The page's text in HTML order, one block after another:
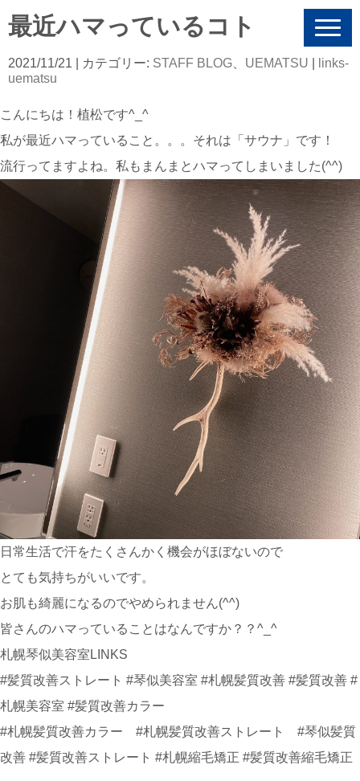
N
v
i
i
o
n
最近ハマっているコト
2021/11/21 | カテゴリー: STAFF BLOG UEMATSU
links-
uematsu
こんにちは！植松です^_^
私が最近ハマっていること。。。それは「サウナ」です！
流行ってますよね。私もまんまとハマってしまいました(^^)
日常生活で汗をたくさんかく機会がほぼないので
とても気持ちがいいです。
お肌も綺麗になるのでやめられません(^^)
皆さんのハマっていることはなんですか？？^_^
札幌琴似美容室LINKS
#髪質改善ストレート #琴似美容室 #札幌髪質改善 #髪質改善 #
札幌美容室 #髪質改善カラー
#札幌髪質改善カラー #札幌髪質改善ストレート #琴似髪質
改善 #髪質改善ストレート #札幌縮毛矯正 #髪質改善縮毛矯正